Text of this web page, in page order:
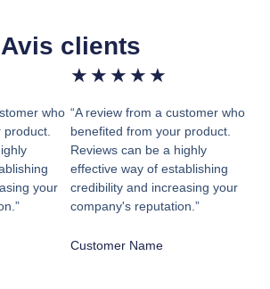
Avis clients
who
your
★ ★ ★ ★ ★
“A review from a customer who
benefited from your product.
Reviews can be a highly
effective way of establishing
credibility and increasing your
company's reputation.”
Customer Name